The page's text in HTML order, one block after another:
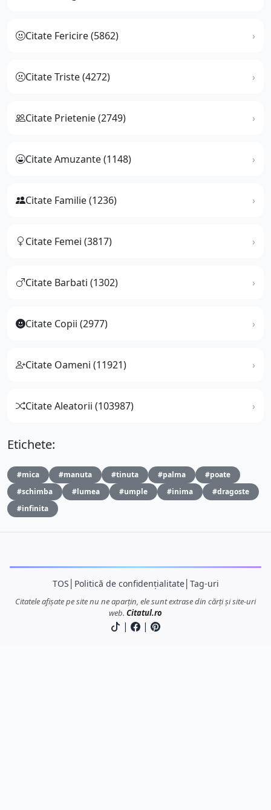
Citate Fericire (5862)
Citate Triste (4272)
Citate Prietenie (2749)
Citate Amuzante (1148)
Citate Familie (1236)
Citate Femei (3817)
Citate Barbati (1302)
Citate Copii (2977)
Citate Oameni (11921)
Citate Aleatorii (103987)
Etichete:
#mica #manuta #tinuta #palma
#poate
#schimba
#lumea #umple #inima
#dragoste
#infinita
TOS Politică de confidențialitate│ Tag-uri
Citatele afișate pe site nu ne aparțin, ele sunt extrase din cărți și site-uri
web. Citatul.ro
| |